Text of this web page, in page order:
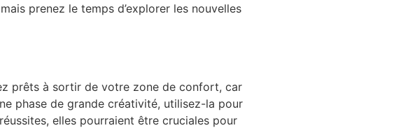
prenez le temps d’explorer les nouvelles
prêts à sortir de votre zone de confort, car
phase de grande créativité, utilisez-la pour
elles pourraient être cruciales pour